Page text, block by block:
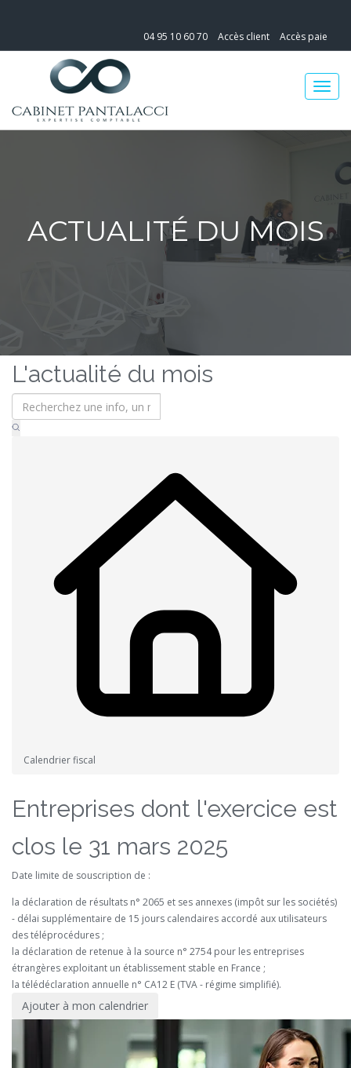
04 95 10 60 70 Accès client Accès paie
ACTUALITÉ DU MOIS
L'actualité du mois
Calendrier fiscal
Entreprises dont l'exercice est
clos le 31 mars 2025
Date limite de souscription de :
la déclaration de résultats n° 2065 et ses annexes (impôt sur les sociétés)
- délai supplémentaire de 15 jours calendaires accordé aux utilisateurs
des téléprocédures ;
la déclaration de retenue à la source n° 2754 pour les entreprises
étrangères exploitant un établissement stable en France ;
la télédéclaration annuelle n° CA12 E (TVA - régime simplifié).
Ajouter à mon calendrier